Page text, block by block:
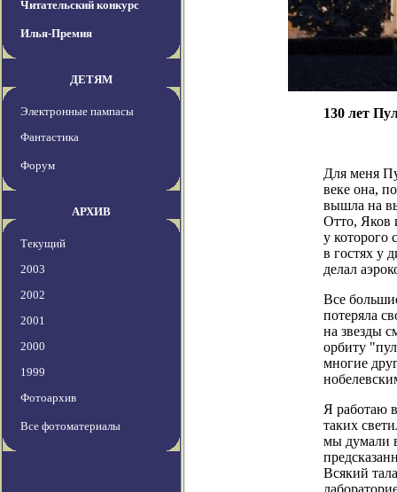
Читательский конкурс
Илья-Премия
ДЕТЯМ
Электронные пампасы
Фантастика
Форум
АРХИВ
Текущий
2003
2002
2001
2000
1999
Фотоархив
Все фотоматериалы
130 лет
Для меня
веке она,
вышла на
Отто, Яков
у которого
в гостях у
делал
Все
потеряла
на звезды
орбиту
многие
Я работаю
таких
мы думали
Всякий